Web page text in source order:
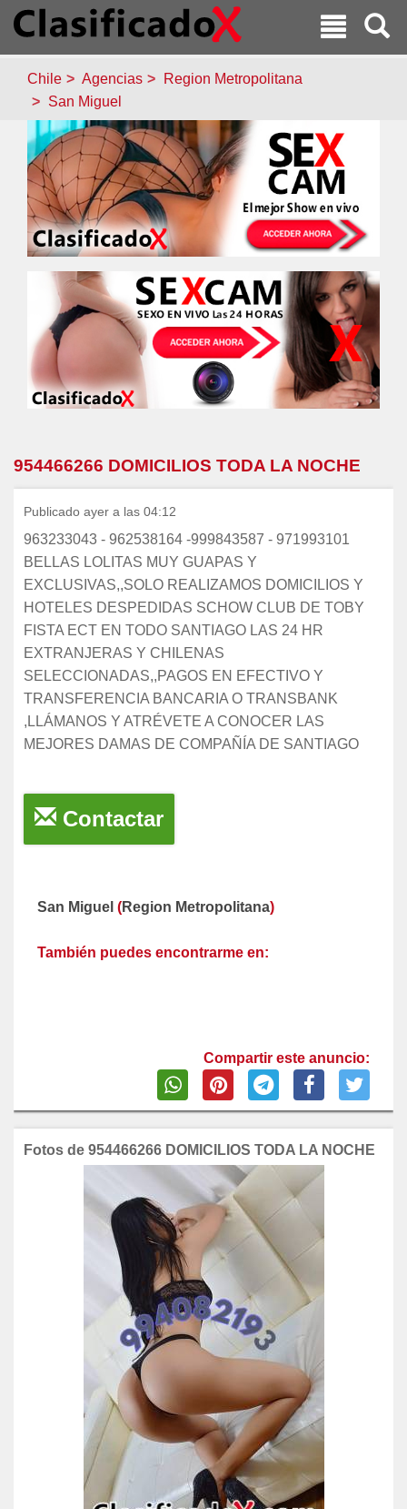
Chile Agencias
Region Metropolitana
San Miguel
954466266 DOMICILIOS TODA LA NOCHE
Publicado ayer a las 04:12
963233043 - 962538164 -999843587 - 971993101
BELLAS LOLITAS MUY GUAPAS Y
EXCLUSIVAS,,SOLO REALIZAMOS DOMICILIOS Y
HOTELES DESPEDIDAS SCHOW CLUB DE TOBY
FISTA ECT EN TODO SANTIAGO LAS 24 HR
EXTRANJERAS Y CHILENAS
SELECCIONADAS,,PAGOS EN EFECTIVO Y
TRANSFERENCIA BANCARIA O TRANSBANK
,LLÁMANOS Y ATRÉVETE A CONOCER LAS
MEJORES DAMAS DE COMPAÑÍA DE SANTIAGO
Contactar
San Miguel (Region Metropolitana)
También puedes encontrarme en:
Compartir este anuncio:
Fotos de 954466266 DOMICILIOS TODA LA NOCHE